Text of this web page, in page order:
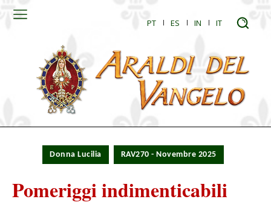
PT ES IN IT
Donna Lucilia RAV270 - Novembre 2025
Pomeriggi indimenticabili